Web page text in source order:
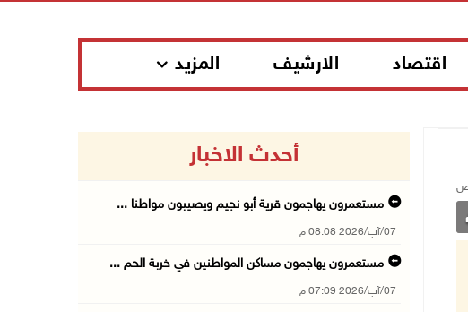
اقتصاد الارشيف المزيد
أحدث الاخبار
مستعمرون يهاجمون قرية أبو نجيم ويصيبون مواطنا ...
07/آب/2026 08:08 م
مستعمرون يهاجمون مساكن المواطنين في خربة الحم ...
07/آب/2026 07:09 م